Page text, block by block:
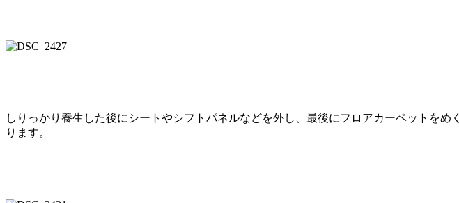
しりっかり養生した後にシートやシフトパネルなどを外し、最後にフロアカーペットをめく
ります。